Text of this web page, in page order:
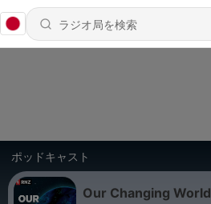
ポッドキャスト
Our Changing World